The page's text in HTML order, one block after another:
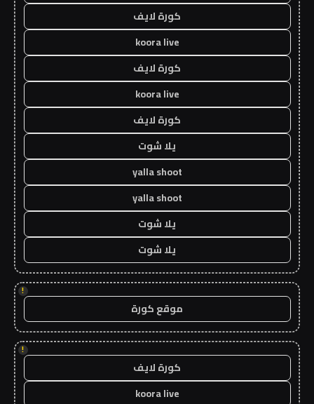
كورة لايف
koora live
كورة لايف
koora live
كورة لايف
يلا شوت
yalla shoot
yalla shoot
يلا شوت
يلا شوت
!
موقع كورة
!
كورة لايف
koora live